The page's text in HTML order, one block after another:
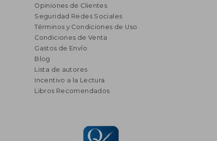
Opiniones de Clientes
Seguridad Redes Sociales
Términos y Condiciones de Uso
Condiciones de Venta
Gastos de Envío
Blog
Lista de autores
Incentivo a la Lectura
Libros Recomendados